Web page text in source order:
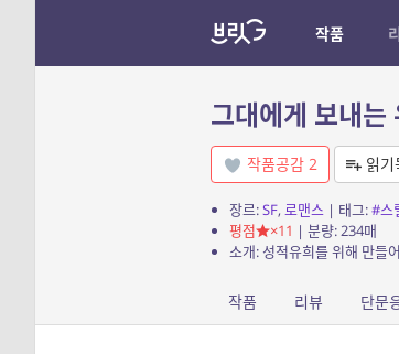
작품
그대에게 보내는
작품공감 2 읽기
장르:SF, 로맨스| 태그:#스
평점
×11 | 분량: 234매
작품 리뷰 단문